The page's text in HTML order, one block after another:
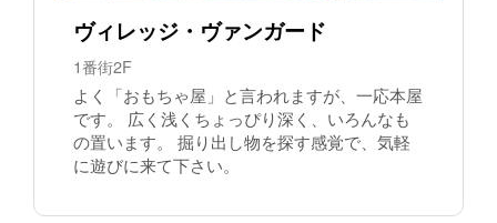
ヴィレッジ・ヴァンガード
1番街2F
よく「おもちゃ屋」と言われますが、一応本屋
です。 広く浅くちょっぴり深く、いろんなも
の置います。 掘り出し物を探す感覚で、気軽
に遊びに来て下さい。